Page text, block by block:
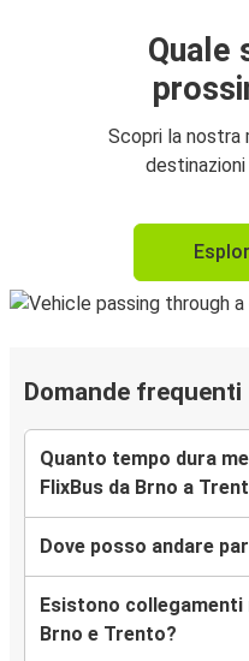
Quale
Scopri la nostra
Domande frequenti
Quanto tempo dura
FlixBus da Brno a
Dove posso andare
Esistono
Brno e Trento?